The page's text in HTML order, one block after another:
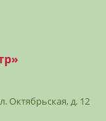
Октябрьская, д. 12